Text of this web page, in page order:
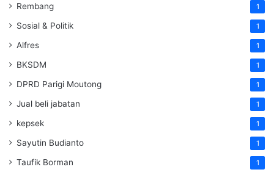
Rembang 1
Sosial & Politik 1
Alfres 1
BKSDM 1
DPRD Parigi Moutong 1
Jual beli jabatan 1
kepsek 1
Sayutin Budianto 1
Taufik Borman 1